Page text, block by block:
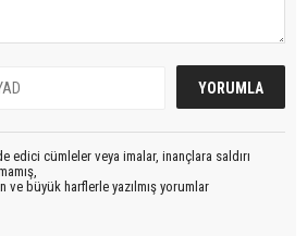
edici cümleler veya imalar, inançlara saldırı
ve büyük harflerle yazılmış yorumlar